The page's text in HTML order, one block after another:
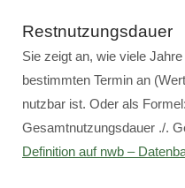
Restnutzungsdauer
Sie zeigt an, wie viele
bestimmten Termin an
nutzbar ist. Oder als
Gesamtnutzungsdauer ./.
Definition auf nwb –